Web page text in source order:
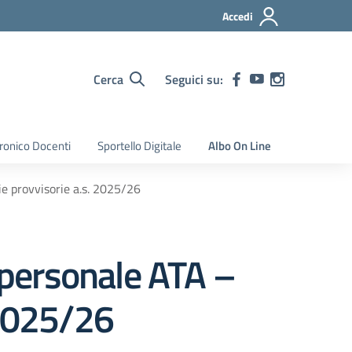
Accedi
Cerca Seguici su:
Docenti Sportello Digitale Albo On Line
provvisorie a.s. 2025/26
ATA –
26